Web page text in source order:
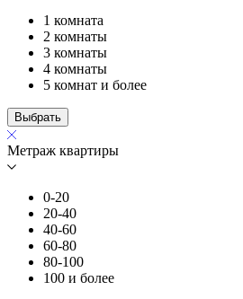
1 комната
2 комнаты
3 комнаты
4 комнаты
5 комнат и более
Выбрать
Метраж квартиры
0-20
20-40
40-60
60-80
80-100
100 и более